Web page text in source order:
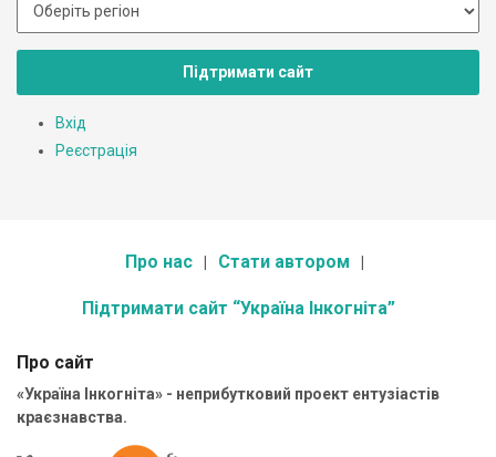
Підтримати сайт
Вхід
Реєстрація
Про нас Стати автором
Підтримати сайт “Україна Інкогніта”
Про сайт
«Україна Інкогніта» - неприбутковий проект ентузіастів
краєзнавства.